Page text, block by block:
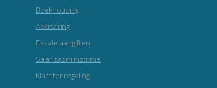
Boekhouding
Advisering
Fiscale aangiften
Salarisadministratie
Klachtenregeling